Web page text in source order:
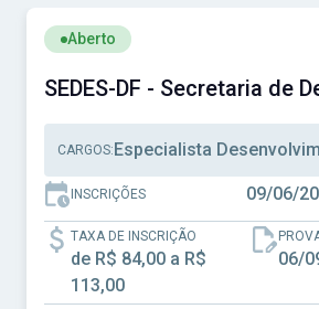
Ver concurso: SEDES-DF -
Aberto
SEDES-DF - Secretaria de
CARGOS:
INSCRIÇÕES 09/06/
TAXA DE INSCRIÇÃO
de R$ 84,00 a R$
113,00
06/